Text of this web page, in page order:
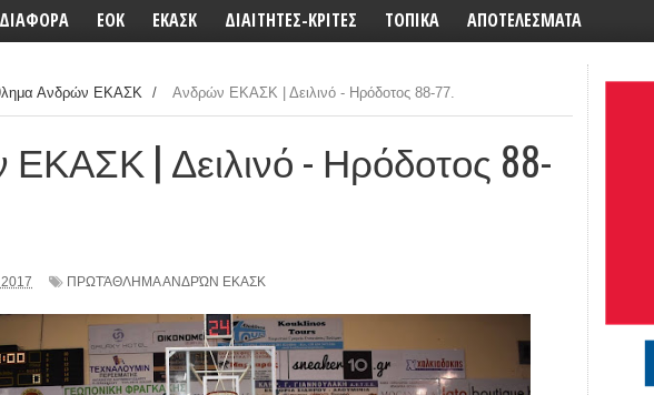
ΔΙΑΦΟΡΑ ΕΟΚ ΕΚΑΣΚ ΔΙΑΙΤΗΤΕΣ-ΚΡΙΤΕΣ ΤΟΠΙΚΑ ΑΠΟΤΕΛΕΣΜΑΤΑ
Ανδρών ΕΚΑΣΚ / Ανδρών ΕΚΑΣΚ | Δειλινό - Ηρόδοτος 88-77.
| Δειλινό - Ηρόδοτος 88-
ΠΡΩΤΆΘΛΗΜΑ ΑΝΔΡΏΝ ΕΚΑΣΚ